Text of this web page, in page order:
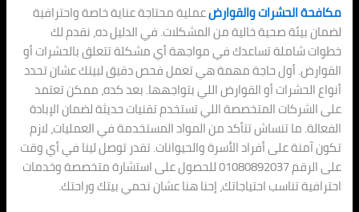
مكافحة الحشرات والقوارضعملية محتاجة عناية خاصة واحترافية
لضمان بيئة صحية خالية من المشكلات. في الدليل ده، نقدم لك
خطوات شاملة تساعدك في مواجهة أي مشكلة تتعلق بالحشرات أو
القوارض. أول حاجة مهمة هي تعمل فحص دقيق لبيتك عشان تحدد
أنواع الحشرات أو القوارض اللي بتواجهها. بعد كده، ممكن تعتمد
على الشركات المتخصصة اللي تستخدم تقنيات حديثة لضمان الإبادة
الفعالة. ما تنساش تتأكد من المواد المستخدمة في العمليات، لازم
تكون آمنة على أفراد الأسرة والحيوانات. تقدر توصل لينا في أي وقت
على الرقم 01080892037 للحصول على استشارة متخصصة وخدمات
احترافية تناسب احتياجاتك، إحنا هنا عشان نحمي بيتك وراحتك.